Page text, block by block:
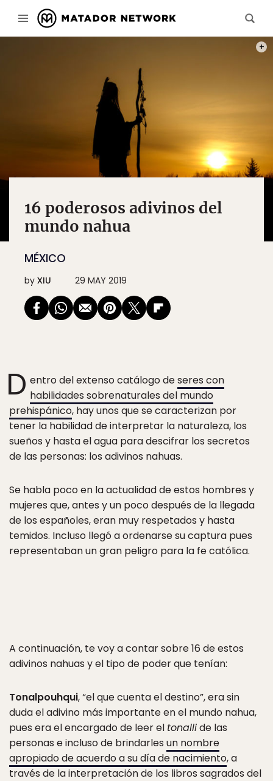
16 poderosos adivinos del
mundo nahua
MÉXICO
by XIU 29 MAY 2019
D entro del extenso catálogo deseres con
habilidades sobrenaturales del mundo
prehispánico, hay unos que se caracterizan por
tener la habilidad de interpretar la naturaleza, los
sueños y hasta el agua para descifrar los secretos
de las personas: los adivinos nahuas.
Se habla poco en la actualidad de estos hombres y
mujeres que, antes y un poco después de la llegada
de los españoles, eran muy respetados y hasta
temidos. Incluso llegó a ordenarse su captura pues
representaban un gran peligro para la fe católica.
A continuación, te voy a contar sobre 16 de estos
adivinos nahuas y el tipo de poder que tenían:
Tonalpouhqui, “el que cuenta el destino”, era sin
duda el adivino más importante en el mundo nahua,
pues era el encargado de leer el tonallide las
personas e incluso de brindarles un nombre
apropiado de acuerdo a su día de nacimiento, a
través de la interpretación de los libros sagrados del